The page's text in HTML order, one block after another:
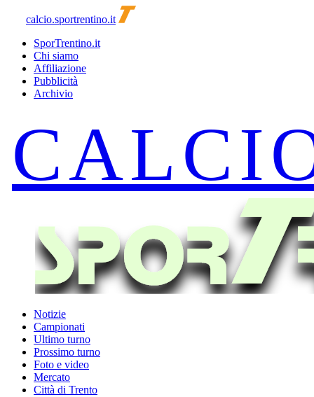
calcio.sportrentino.it
SporTrentino.it
Chi siamo
Affiliazione
Pubblicità
Archivio
Notizie
Campionati
Ultimo turno
Prossimo turno
Foto e video
Mercato
Città di Trento